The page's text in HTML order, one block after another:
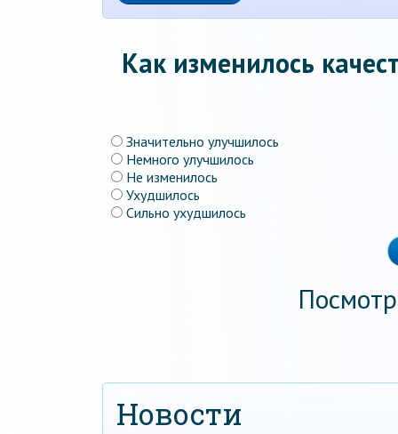
Как изменилось
Значительно улучшилось
Немного улучшилось
Не изменилось
Ухудшилось
Сильно ухудшилось
Новости